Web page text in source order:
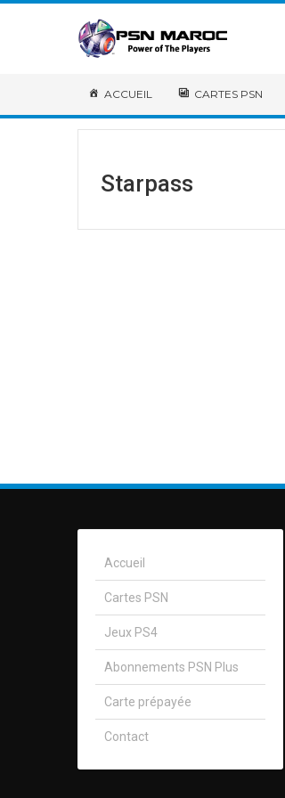
ACCUEIL CARTES PSN
Starpass
Accueil
Cartes PSN
Jeux PS4
Abonnements PSN Plus
Carte prépayée
Contact